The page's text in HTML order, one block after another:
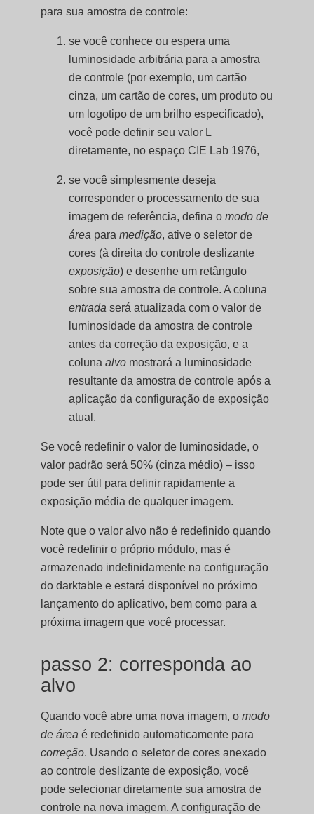
para sua amostra de controle:
se você conhece ou espera uma
luminosidade arbitrária para a amostra
de controle (por exemplo, um cartão
cinza, um cartão de cores, um produto ou
um logotipo de um brilho especificado),
você pode definir seu valor L
diretamente, no espaço CIE Lab 1976,
se você simplesmente deseja
corresponder o processamento de sua
imagem de referência, defina omodo de
área paramedição, ative o seletor de
cores (à direita do controle deslizante
exposição) e desenhe um retângulo
sobre sua amostra de controle. A coluna
entrada será atualizada com o valor de
luminosidade da amostra de controle
antes da correção da exposição, e a
colunaalvo mostrará a luminosidade
resultante da amostra de controle após a
aplicação da configuração de exposição
atual.
Se você redefinir o valor de luminosidade, o
valor padrão será 50% (cinza médio) – isso
pode ser útil para definir rapidamente a
exposição média de qualquer imagem.
Note que o valor alvo não é redefinido quando
você redefinir o próprio módulo, mas é
armazenado indefinidamente na configuração
do darktable e estará disponível no próximo
lançamento do aplicativo, bem como para a
próxima imagem que você processar.
passo 2: corresponda ao
alvo
Quando você abre uma nova imagem, omodo
de área é redefinido automaticamente para
correção. Usando o seletor de cores anexado
ao controle deslizante de exposição, você
pode selecionar diretamente sua amostra de
controle na nova imagem. A configuração de